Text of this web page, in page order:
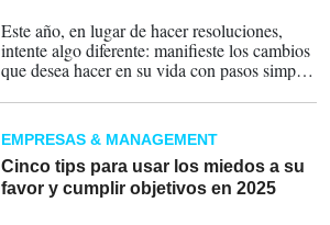
Este año, en lugar de hacer resoluciones,
intente algo diferente: manifieste los cambios
que desea hacer en su vida con pasos simples
EMPRESAS & MANAGEMENT
Cinco tips para usar los miedos a su
favor y cumplir objetivos en 2025